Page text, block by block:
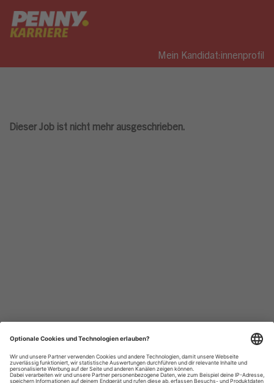
Mein Kandidat:innenprofil
Dieser Job ist nicht mehr ausgeschrieben.
Datenschutzhinweise